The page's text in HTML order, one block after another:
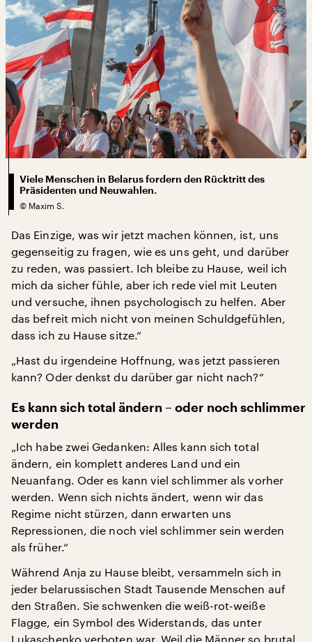
Viele Menschen in Belarus fordern den Rücktritt des
Präsidenten und Neuwahlen.
© Maxim S.
Das Einzige, was wir jetzt machen können, ist, uns
gegenseitig zu fragen, wie es uns geht, und darüber
zu reden, was passiert. Ich bleibe zu Hause, weil ich
mich da sicher fühle, aber ich rede viel mit Leuten
und versuche, ihnen psychologisch zu helfen. Aber
das befreit mich nicht von meinen Schuldgefühlen,
dass ich zu Hause sitze.“
„Hast du irgendeine Hoffnung, was jetzt passieren
kann? Oder denkst du darüber gar nicht nach?“
Es kann sich total ändern – oder noch schlimmer
werden
„Ich habe zwei Gedanken: Alles kann sich total
ändern, ein komplett anderes Land und ein
Neuanfang. Oder es kann viel schlimmer als vorher
werden. Wenn sich nichts ändert, wenn wir das
Regime nicht stürzen, dann erwarten uns
Repressionen, die noch viel schlimmer sein werden
als früher.“
Während Anja zu Hause bleibt, versammeln sich in
jeder belarussischen Stadt Tausende Menschen auf
den Straßen. Sie schwenken die weiß-rot-weiße
Flagge, ein Symbol des Widerstands, das unter
Lukaschenko verboten war. Weil die Männer so brutal